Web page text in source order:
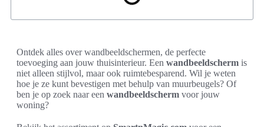
Ontdek alles over wandbeeldschermen, de perfecte
toevoeging aan jouw thuisinterieur. Een wandbeeldscherm is
niet alleen stijlvol, maar ook ruimtebesparend. Wil je weten
hoe je ze kunt bevestigen met behulp van muurbeugels? Of
ben je op zoek naar een wandbeeldscherm voor jouw
woning?